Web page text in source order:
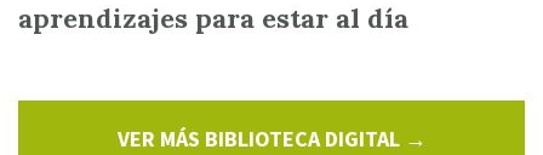
aprendizajes para estar al día
VER MÁS BIBLIOTECA DIGITAL →